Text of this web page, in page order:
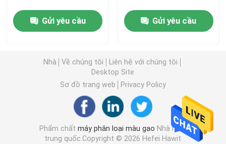
máy phân loại màu đậu phộng
máy phân loại màu mè
Máy phân loại màu Nuts
Gửi yêu cầu Gửi yêu cầu
Nhà Về chúng tôi
Liên hệ với chúng tôi
Desktop Site
Sơ đồ trang web
Privacy Policy
Phẩm chấtmáy phân loại màu gạo Nhà máy
trung quốc.Copyright © 2026 Hefei Hawit